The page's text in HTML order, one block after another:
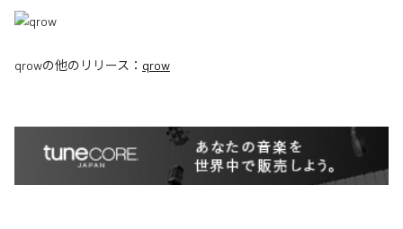
qrowの他のリリース： qrow